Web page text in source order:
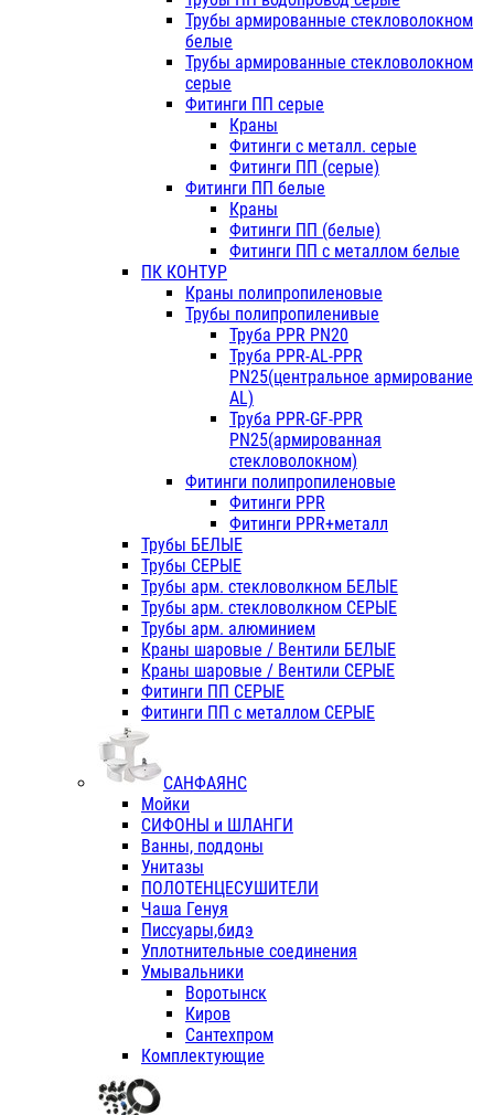
Трубы армированные стекловолокном
белые
Трубы армированные стекловолокном
серые
Фитинги ПП серые
Краны
Фитинги с металл. серые
Фитинги ПП (серые)
Фитинги ПП белые
Краны
Фитинги ПП (белые)
Фитинги ПП с металлом белые
ПК КОНТУР
Краны полипропиленовые
Трубы полипропиленивые
Труба PPR PN20
Труба PPR-AL-PPR
PN25(центральное армирование
AL)
Труба PPR-GF-PPR
PN25(армированная
стекловолокном)
Фитинги полипропиленовые
Фитинги PPR
Фитинги PPR+металл
Трубы БЕЛЫЕ
Трубы СЕРЫЕ
Трубы арм. стекловолкном БЕЛЫЕ
Трубы арм. стекловолкном СЕРЫЕ
Трубы арм. алюминием
Краны шаровые / Вентили БЕЛЫЕ
Краны шаровые / Вентили СЕРЫЕ
Фитинги ПП СЕРЫЕ
Фитинги ПП с металлом СЕРЫЕ
САНФАЯНС
Мойки
СИФОНЫ и ШЛАНГИ
Ванны, поддоны
Унитазы
ПОЛОТЕНЦЕСУШИТЕЛИ
Чаша Генуя
Писсуары,бидэ
Уплотнительные соединения
Умывальники
Воротынск
Киров
Сантехпром
Комплектующие